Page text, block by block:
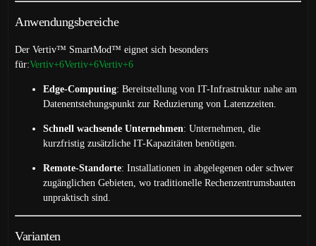
Anwendungsbereiche
Der Vertiv™ SmartMod™ eignet sich besonders
für:Vertiv+6Vertiv+6Vertiv+6
Edge-Computing:Bereitstellung von IT-Infrastruktur nahe am
Datenentstehungspunkt zur Reduzierung von Latenzzeiten.
Schnell wachsende Unternehmen:Unternehmen, die
kurzfristig zusätzliche IT-Kapazitäten benötigen.
Remote-Standorte:Installationen in abgelegenen oder schwer
zugänglichen Gebieten, wo traditionelle Rechenzentrumsbauten
unpraktisch sind.
Varianten